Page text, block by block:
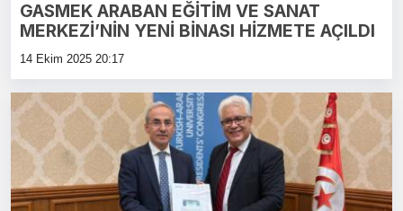
GASMEK ARABAN EĞİTİM VE SANAT
MERKEZİ’NİN YENİ BİNASI HİZMETE AÇILDI
14 Ekim 2025 20:17